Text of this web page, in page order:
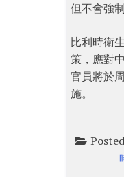
但不會強制
比利時衛
策，應對
官員將於
施。